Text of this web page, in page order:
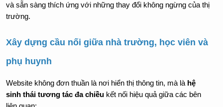
và sẵn sàng thích ứng với những thay đổi không ngừng của thị
trường.
Xây dựng cầu nối giữa nhà trường, học viên và
phụ huynh
Website không đơn thuần là nơi hiển thị thông tin, mà là hệ
sinh thái tương tác đa chiều kết nối hiệu quả giữa các bên